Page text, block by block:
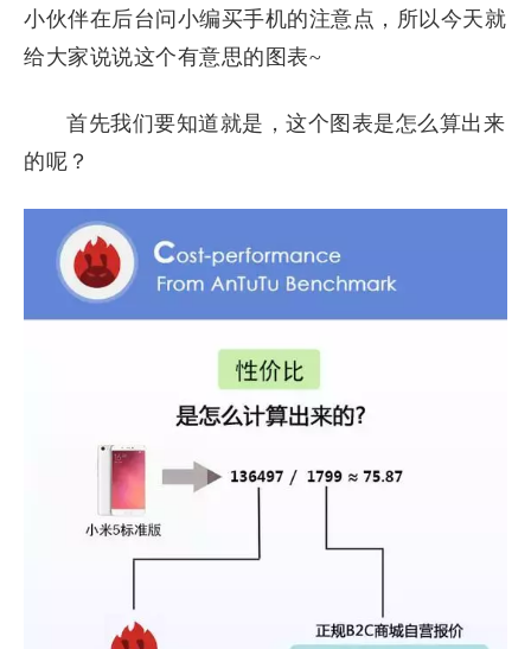
小伙伴在后台问小编买手机的注意点，所以今天就
给大家说说这个有意思的图表~
首先我们要知道就是，这个图表是怎么算出来
的呢？